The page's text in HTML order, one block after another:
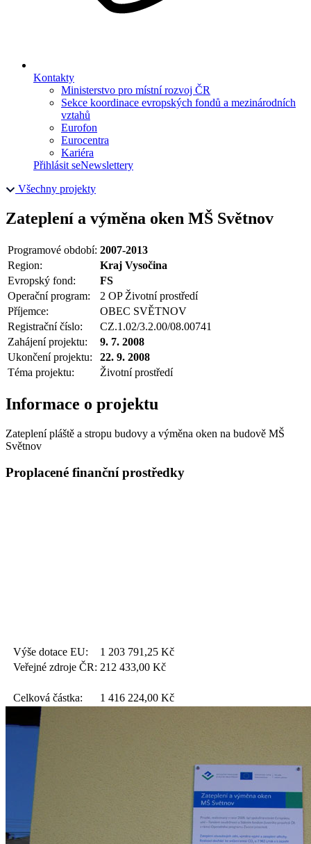
Kontakty
Ministerstvo pro místní rozvoj ČR
Sekce koordinace evropských fondů a mezinárodních
vztahů
Eurofon
Eurocentra
Kariéra
Přihlásit seNewslettery
Všechny projekty
Zateplení a výměna oken MŠ Světnov
Programové období: 2007-2013
Region:
Kraj Vysočina
Evropský fond:
FS
Operační program:
2 OP Životní prostředí
Příjemce:
OBEC SVĚTNOV
Registrační číslo:
CZ.1.02/3.2.00/08.00741
Zahájení projektu:
9. 7. 2008
Ukončení projektu:
22. 9. 2008
Téma projektu:
Životní prostředí
Informace o projektu
Zateplení pláště a stropu budovy a výměna oken na budově MŠ
Světnov
Proplacené finanční prostředky
Výše dotace EU: 1 203 791,25 Kč
Veřejné zdroje ČR: 212 433,00 Kč
Celková částka: 1 416 224,00 Kč